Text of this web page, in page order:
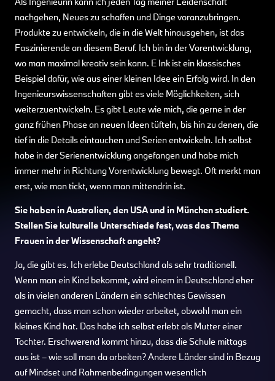
nachgehen, Neues zu schaffen und Dinge voranzubringen.
Produkte zu entwickeln, die in die Welt hinausgehen, ist das
Faszinierende an diesem Beruf. Ich bin in der Vorentwicklung,
wo man maximal kreativ sein kann. E Ink ist ein klassisches
Beispiel dafür, wie aus einer kleinen Idee ein Erfolg wird. In den
Ingenieurswissenschaften gibt es viele Möglichkeiten, sich
weiterzuentwickeln. Es gibt Leute wie mich, die gerne in der
ganz frühen Phase an neuen Ideen tüfteln, bis hin zu denen, die
tief in die Details eintauchen und Serien entwickeln. Ich selbst
habe in der Serienentwicklung angefangen und habe mich
immer mehr in Richtung Vorentwicklung bewegt. Oft merkt man
erst, wie man tickt, wenn man mittendrin ist.
Sie haben in Australien, den USA und in München studiert.
Stellen Sie kulturelle Unterschiede fest, was das Thema
Frauen in der Wissenschaft angeht?
Ja, die gibt es. Ich erlebe Deutschland als sehr traditionell.
Wenn man ein Kind bekommt, wird einem in Deutschland eher
als in vielen anderen Ländern ein schlechtes Gewissen
gemacht, dass man schon wieder arbeitet, obwohl man ein
kleines Kind hat. Das habe ich selbst erlebt als Mutter einer
Tochter. Erschwerend kommt hinzu, dass die Schule mittags
aus ist – wie soll man da arbeiten? Andere Länder sind in Bezug
auf Mindset und Rahmenbedingungen wesentlich